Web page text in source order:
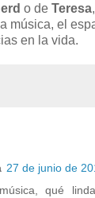
o de Teresa
música, el
en la vida.
27 de junio de
qué